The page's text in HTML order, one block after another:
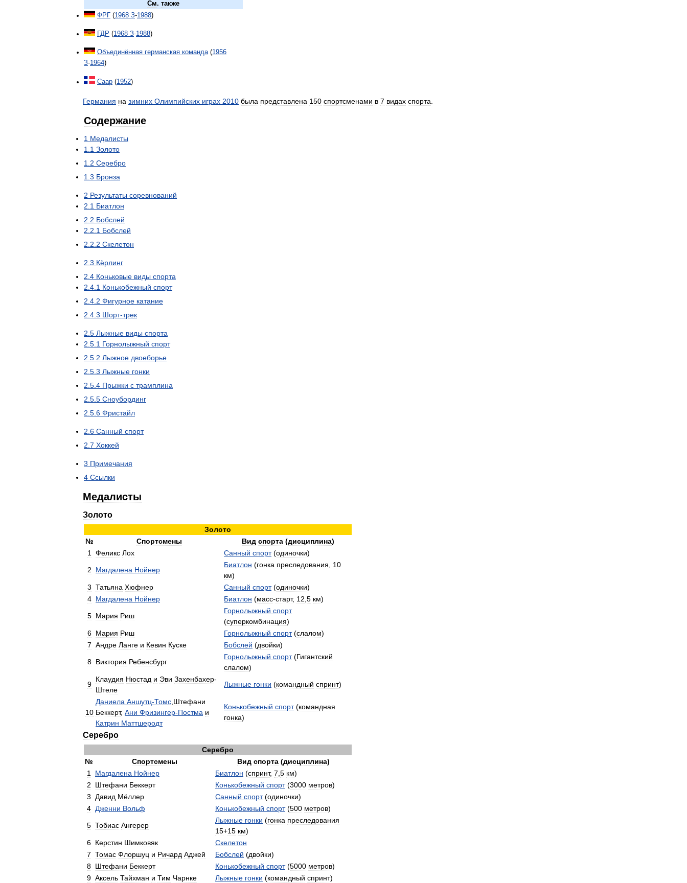
См. также
ФРГ
(1968 З-1988)
ГДР (1968 З-1988)
Объединённая германская команда(1956
З-1964)
Саар (1952)
Германия на зимних Олимпийских играх 2010 была представлена 150 спортсменами в 7 видах спорта
Содержание
1 Медалисты
1 1 Золото
1 2 Серебро
1 3 Бронза
2 Результаты соревнований
2 1 Биатлон
2 2 Бобслей
2 2 1 Бобслей
2 2 2 Скелетон
2 3 Кёрлинг
2 4 Коньковые виды спорта
2 4 1 Конькобежный спорт
2 4 2 Фигурное катание
2 4 3 Шорт-трек
2 5 Лыжные виды спорта
2 5 1 Горнолыжный спорт
2 5 2 Лыжное двоеборье
2 5 3 Лыжные гонки
2 5 4 Прыжки с трамплина
2 5 5 Сноубординг
2 5 6 Фристайл
2 6 Санный спорт
2 7 Хоккей
3 Примечания
4 Ссылки
Медалисты
Золото
Золото
№
Спортсмены Вид спорта(дисциплина)
1
Феликс Лох Санный спорт(одиночки)
2 Магдалена Нойнер
Биатлон (гонка преследования
10
км)
3 Татьяна Хюфнер Санный спорт(одиночки)
4 Магдалена Нойнер Биатлон (масс-старт, 12 5 км)
5 Мария Риш
Горнолыжный спорт
(суперкомбинация)
6 Мария Риш Горнолыжный спорт(слалом)
7 Андре Ланге и Кевин Куске Бобслей (двойки)
8 Виктория Ребенсбург
Горнолыжный спорт(Гигантский
слалом)
9
Клаудия Нюстад и Эви Захенбахер-
Штеле
Лыжные гонки (командный спринт)
10
Даниела Аншутц-Томс Штефани
Беккерт, Ани Фризингер-Постма и
Катрин Маттшеродт
Конькобежный спорт(командная
гонка)
Серебро
Серебро
№
Спортсмены Вид спорта (дисциплина)
1
Магдалена Нойнер Биатлон (спринт, 7 5 км)
2
Штефани Беккерт Конькобежный спорт(3000 метров)
3
Давид Мёллер Санный спорт(одиночки)
4 Дженни Вольф Конькобежный спорт(500 метров)
5 Тобиас Ангерер
Лыжные гонки (гонка преследования
15+15 км)
6 Керстин Шимковяк
Скелетон
7 Томас Флоршуц и Ричард Аджей Бобслей (двойки)
8 Штефани Беккерт Конькобежный спорт(5000 метров)
9 Аксель Тайхман и Тим Чарнке Лыжные гонки (командный спринт)